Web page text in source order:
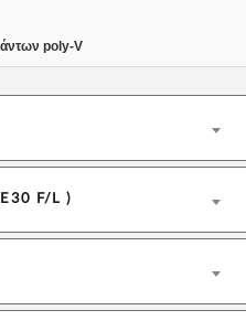
poly-V
F/L )